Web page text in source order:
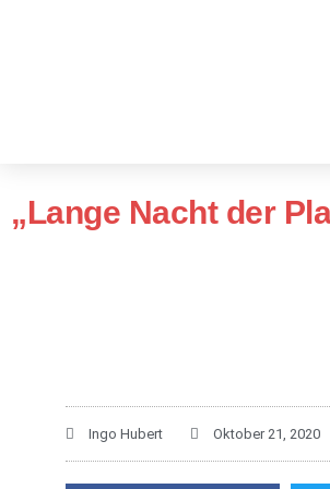
„Lange Nacht der
Ingo Hubert Oktober 21, 2020